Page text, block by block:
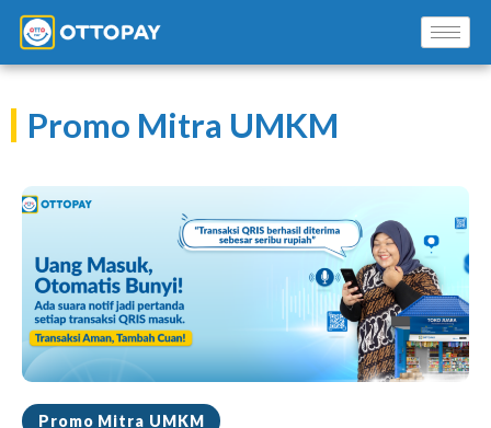
Promo Mitra UMKM
Promo Mitra UMKM
Solusi Kami
Promo Mitra
Pusat Edukasi Mitra